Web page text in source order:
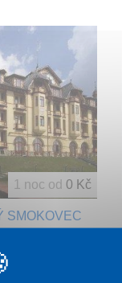
SMOKOVEC
proto
pro horské
1 noc od 0 Kč